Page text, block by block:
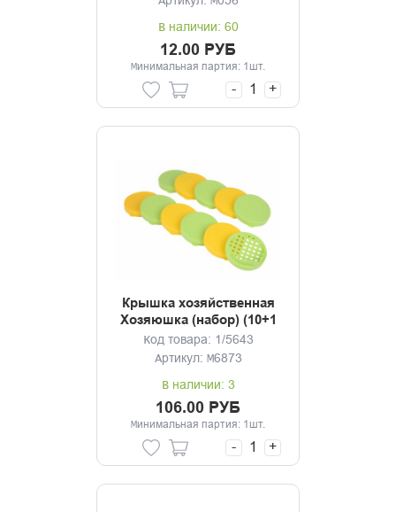
В наличии: 60
12.00 РУБ
Минимальная партия: 1шт.
- +
Крышка хозяйственная
Хозяюшка (набор) (10+1
со сливом)
Код товара: 1/5643
Артикул: М6873
В наличии: 3
106.00 РУБ
Минимальная партия: 1шт.
- +